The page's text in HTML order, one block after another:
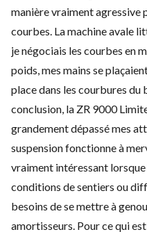
manière vraiment agressive
courbes. La machine avale
je négociais les courbes en
poids, mes mains se
place dans les courbures du
conclusion, la ZR 9000
grandement dépassé mes
suspension fonctionne à
vraiment intéressant
conditions de sentiers ou
besoins de se mettre à
amortisseurs. Pour ce qui